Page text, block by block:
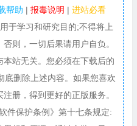
帮助 | 报毒说明 | 进站必看
于学习和研究目的;不得将上
则，一切后果请用户自负。
站无关。您必须在下载后的
底删除上述内容。如果您喜欢
册，得到更好的正版服务。
件保护条例》第十七条规定: